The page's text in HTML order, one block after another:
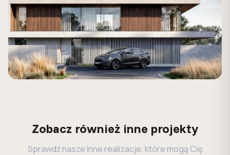
Zobacz również inne projekty
Sprawdź nasze inne realizacje, które mogą Cię